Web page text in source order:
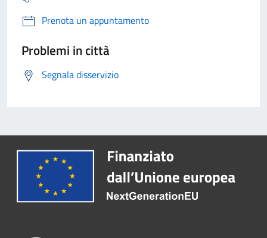
Prenota un appuntamento
Problemi in città
Segnala disservizio